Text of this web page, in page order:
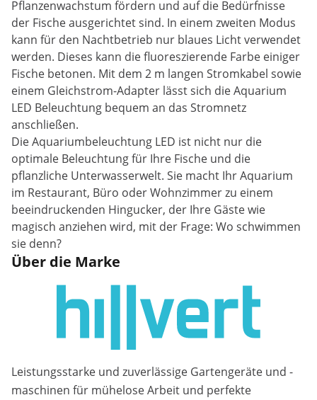
Pflanzenwachstum fördern und auf die Bedürfnisse
der Fische ausgerichtet sind. In einem zweiten Modus
kann für den Nachtbetrieb nur blaues Licht verwendet
werden. Dieses kann die fluoreszierende Farbe einiger
Fische betonen. Mit dem 2 m langen Stromkabel sowie
einem Gleichstrom-Adapter lässt sich die Aquarium
LED Beleuchtung bequem an das Stromnetz
anschließen.
Die Aquariumbeleuchtung LED ist nicht nur die
optimale Beleuchtung für Ihre Fische und die
pflanzliche Unterwasserwelt. Sie macht Ihr Aquarium
im Restaurant, Büro oder Wohnzimmer zu einem
beeindruckenden Hingucker, der Ihre Gäste wie
magisch anziehen wird, mit der Frage: Wo schwimmen
sie denn?
Über die Marke
Leistungsstarke und zuverlässige Gartengeräte und -
maschinen für mühelose Arbeit und perfekte